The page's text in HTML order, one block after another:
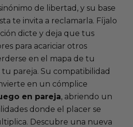
de libertad, y su base
te invita a reclamarla. Fíjalo
dicte y deja que tus
para acariciar otros
en el mapa de tu
pareja. Su compatibilidad
en un cómplice
en pareja, abriendo un
donde el placer se
Descubre una nueva